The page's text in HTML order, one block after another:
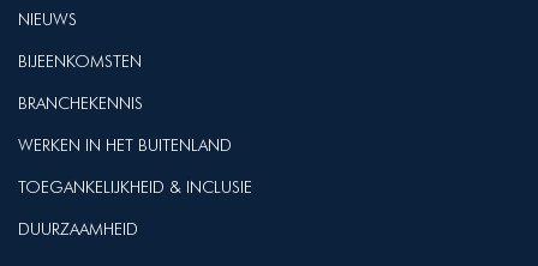
NIEUWS
BIJEENKOMSTEN
BRANCHEKENNIS
WERKEN IN HET BUITENLAND
TOEGANKELIJKHEID & INCLUSIE
DUURZAAMHEID